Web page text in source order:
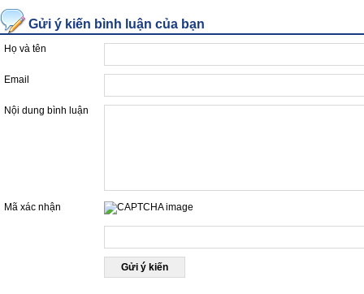
Gửi ý kiến bình luận của bạn
Họ và tên
Email
Nội dung bình luận
Mã xác nhận